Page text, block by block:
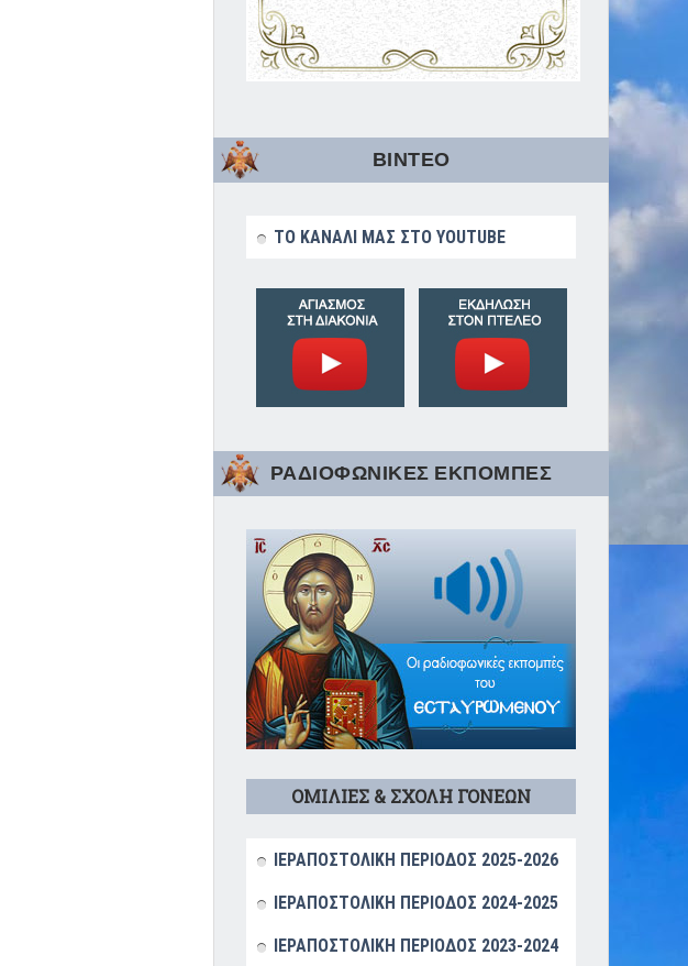
ΒΙΝΤΕΟ
ΤΟ ΚΑΝΑΛΙ ΜΑΣ ΣΤΟ YOUTUBE
ΡΑΔΙΟΦΩΝΙΚΕΣ ΕΚΠΟΜΠΕΣ
ΟΜΙΛΙΕΣ & ΣΧΟΛΗ ΓΟΝΕΩΝ
ΙΕΡΑΠΟΣΤΟΛΙΚΗ ΠΕΡΙΟΔΟΣ 2025-2026
ΙΕΡΑΠΟΣΤΟΛΙΚΗ ΠΕΡΙΟΔΟΣ 2024-2025
ΙΕΡΑΠΟΣΤΟΛΙΚΗ ΠΕΡΙΟΔΟΣ 2023-2024